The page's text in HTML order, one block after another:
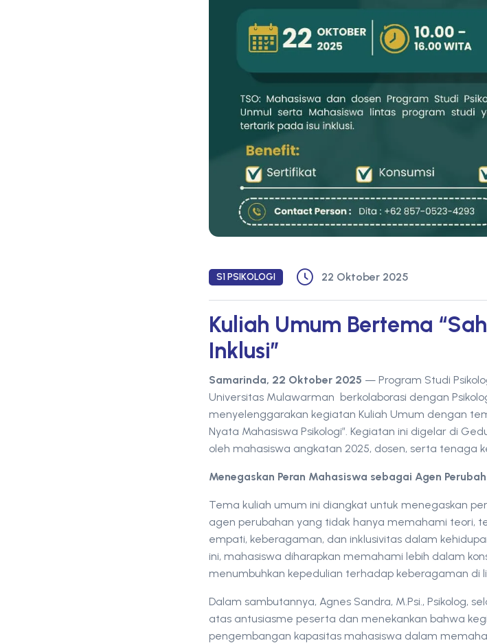
S1 PSIKOLOGI 22 Oktober 2025
Kuliah Umum Bertema
Inklusi”
Samarinda, 22 Oktober 2025 — Program Studi
Universitas Mulawarman berkolaborasi dengan
menyelenggarakan kegiatan Kuliah Umum dengan
Nyata Mahasiswa Psikologi”. Kegiatan ini digelar di
oleh mahasiswa angkatan 2025, dosen, serta tenaga
Menegaskan Peran Mahasiswa sebagai Agen
Tema kuliah umum ini diangkat untuk menegaskan
agen perubahan yang tidak hanya memahami teori,
empati, keberagaman, dan inklusivitas dalam
ini, mahasiswa diharapkan memahami lebih dalam
menumbuhkan kepedulian terhadap keberagaman di
Dalam sambutannya, Agnes Sandra, M.Psi., Psikolog,
atas antusiasme peserta dan menekankan bahwa
pengembangan kapasitas mahasiswa dalam